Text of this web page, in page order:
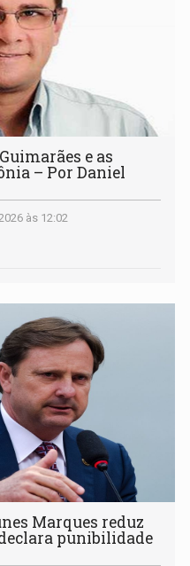
e as
– Por Daniel
às 12:02
Marques reduz
punibilidade